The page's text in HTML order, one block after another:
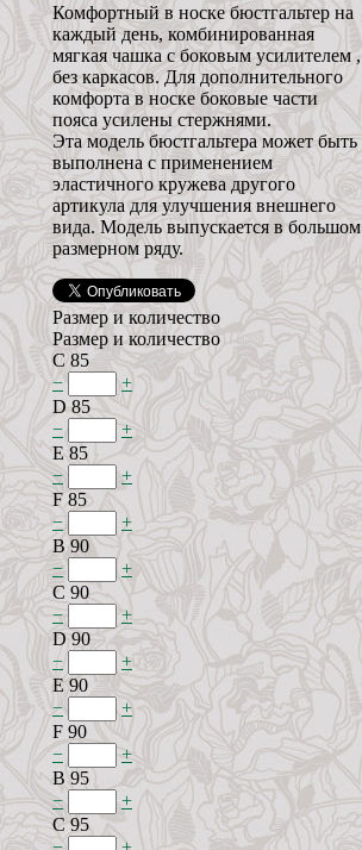
Комфортный в носке бюстгальтер на
каждый день, комбинированная
мягкая чашка с боковым усилителем ,
без каркасов. Для дополнительного
комфорта в носке боковые части
пояса усилены стержнями.
Эта модель бюстгальтера может быть
выполнена с применением
эластичного кружева другого
артикула для улучшения внешнего
вида. Модель выпускается в большом
размерном ряду.
Размер и количество
Размер и количество
C 85
−
+
D 85
−
+
E 85
−
+
F 85
−
+
B 90
−
+
C 90
−
+
D 90
−
+
E 90
−
+
F 90
−
+
B 95
−
+
C 95